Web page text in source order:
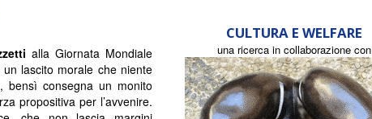
alla Giornata Mondiale
lascito morale che niente
bensì consegna un monito
propositiva per l’avvenire.
CULTURA E WELFARE
una ricerca in collaborazione con